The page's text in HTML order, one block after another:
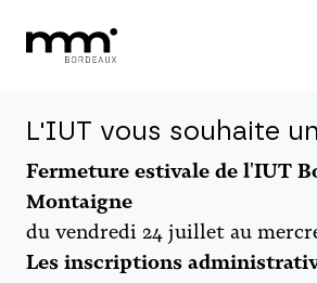
L'IUT vous souhaite
Fermeture estivale de l'IUT
Montaigne
du vendredi 24 juillet au
Les inscriptions